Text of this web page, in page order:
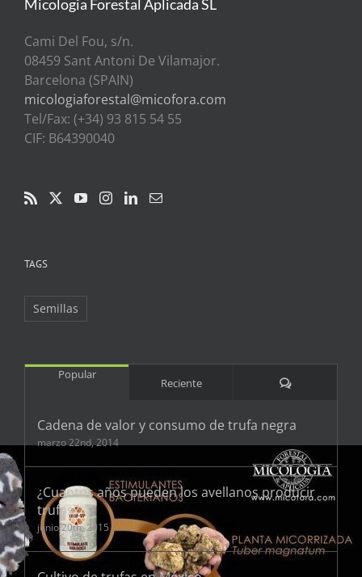
Micologia Forestal Aplicada SL
Cami Del Fou, s/n.
08459 Sant Antoni De Vilamajor.
Barcelona (SPAIN)
micologiaforestal@micofora.com
Tel/Fax: (+34) 93 815 54 55
CIF: B64390040
TAGS
Semillas
Popular
Reciente Comentarios
Cadena de valor y consumo de trufa negra
marzo 22nd, 2014
¿Cuantos años pueden los avellanos producir
trufas?
junio 20th, 2015